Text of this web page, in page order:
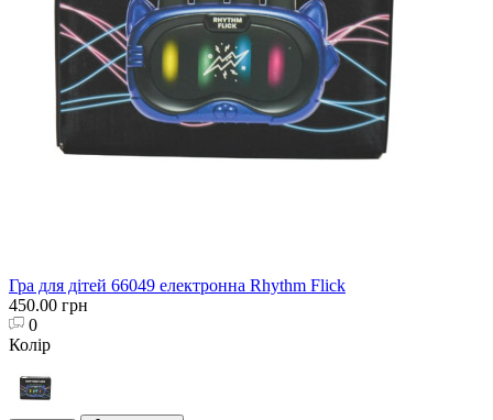
Гра для дітей 66049 електронна Rhythm Flick
450.00 грн
0
Колір